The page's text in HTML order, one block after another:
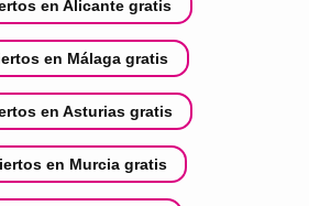
en Alicante gratis
en Málaga gratis
en Asturias gratis
en Murcia gratis